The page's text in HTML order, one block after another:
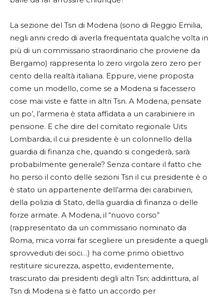
La sezione del Tsn di Modena (sono di Reggio Emilia,
negli anni credo di averla frequentata qualche volta in
più di un commissario straordinario che proviene da
Bergamo) rappresenta lo zero virgola zero zero per
cento della realtà italiana. Eppure, viene proposta
come un modello, come se a Modena si facessero
cose mai viste e fatte in altri Tsn. A Modena, pensate
un po’, l’armeria è stata affidata a un carabiniere in
pensione. E che dire del comitato regionale Uits
Lombardia, il cui presidente è un colonnello della
guardia di finanza che, quando si congederà, sarà
probabilmente generale? Senza contare il fatto che
ho perso il conto delle sezioni Tsn il cui presidente è o
è stato un appartenente dell’arma dei carabinieri,
della polizia di Stato, della guardia di finanza o delle
forze armate. A Modena, il “nuovo corso”
(rappresentato da un commissario nominato da
Roma, mica vorrai far scegliere un presidente a quegli
sprovveduti dei soci…) ha come primo obiettivo
restituire sicurezza, aspetto, evidentemente,
trascurato dai presidenti degli altri Tsn; addirittura, al
Tsn di Modena si è fatto un accordo per